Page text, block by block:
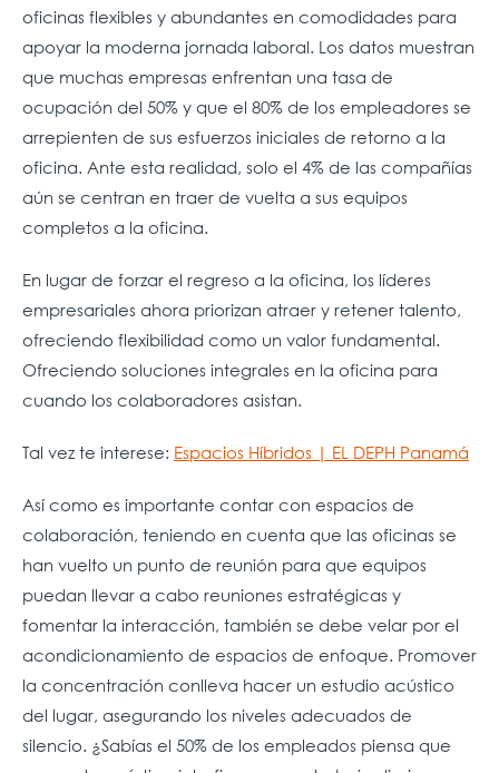
oficinas flexibles y abundantes en comodidades para
apoyar la moderna jornada laboral. Los datos muestran
que muchas empresas enfrentan una tasa de
ocupación del 50% y que el 80% de los empleadores se
arrepienten de sus esfuerzos iniciales de retorno a la
oficina. Ante esta realidad, solo el 4% de las compañías
aún se centran en traer de vuelta a sus equipos
completos a la oficina.
En lugar de forzar el regreso a la oficina, los líderes
empresariales ahora priorizan atraer y retener talento,
ofreciendo flexibilidad como un valor fundamental.
Ofreciendo soluciones integrales en la oficina para
cuando los colaboradores asistan.
Tal vez te interese: Espacios Híbridos | EL DEPH Panamá
Así como es importante contar con espacios de
colaboración, teniendo en cuenta que las oficinas se
han vuelto un punto de reunión para que equipos
puedan llevar a cabo reuniones estratégicas y
fomentar la interacción, también se debe velar por el
acondicionamiento de espacios de enfoque. Promover
la concentración conlleva hacer un estudio acústico
del lugar, asegurando los niveles adecuados de
silencio. ¿Sabías el 50% de los empleados piensa que